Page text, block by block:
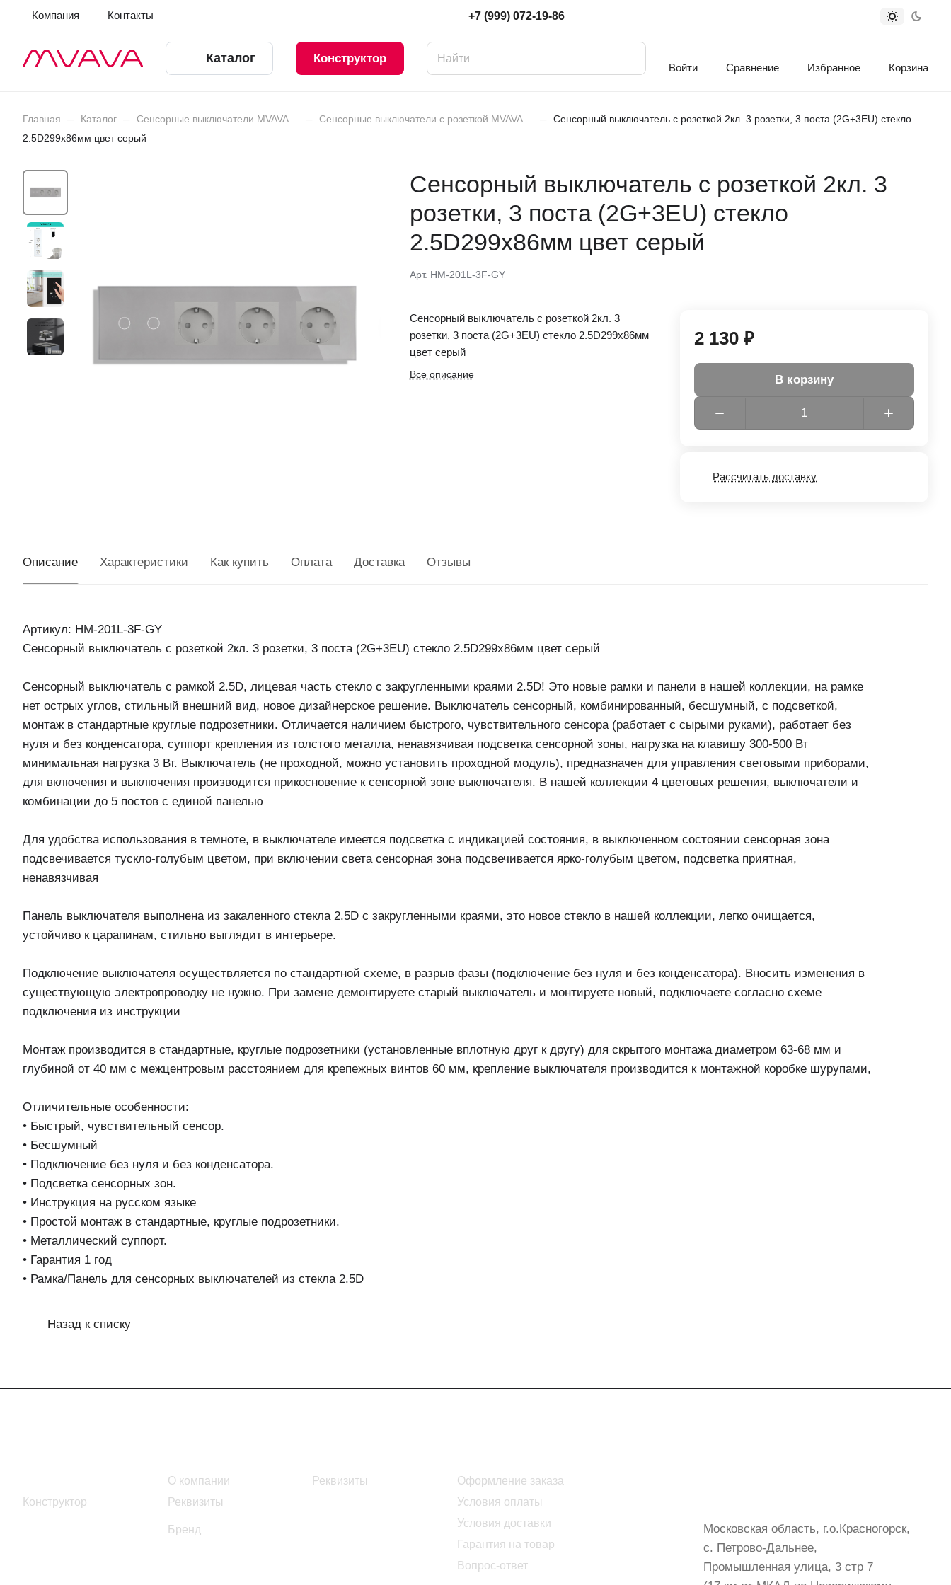
Компания Контакты +7 (999) 072-19-86
Каталог Конструктор
Войти Сравнение Избранное Корзина
Главная – Каталог – Сенсорные выключатели MVAVA – Сенсорные выключатели с розеткой MVAVA –
Сенсорный выключатель с розеткой 2кл. 3 розетки, 3 поста (2G+3EU) стекло
2.5D299х86мм цвет серый
Сенсорный выключатель с розеткой 2кл. 3
розетки, 3 поста (2G+3EU) стекло
2.5D299х86мм цвет серый
Арт. HM-201L-3F-GY
Сенсорный выключатель с розеткой 2кл. 3
розетки, 3 поста (2G+3EU) стекло 2.5D299х86мм
цвет серый
Все описание
2 130 ₽
В корзину
Рассчитать доставку
Описание Характеристики Как купить Оплата Доставка Отзывы
Артикул: HM-201L-3F-GY
Сенсорный выключатель с розеткой 2кл. 3 розетки, 3 поста (2G+3EU) стекло 2.5D299х86мм цвет серый
Сенсорный выключатель с рамкой 2.5D, лицевая часть стекло с закругленными краями 2.5D! Это новые рамки и панели в нашей коллекции, на рамке
нет острых углов, стильный внешний вид, новое дизайнерское решение. Выключатель сенсорный, комбинированный, бесшумный, с подсветкой,
монтаж в стандартные круглые подрозетники. Отличается наличием быстрого, чувствительного сенсора (работает с сырыми руками), работает без
нуля и без конденсатора, суппорт крепления из толстого металла, ненавязчивая подсветка сенсорной зоны, нагрузка на клавишу 300-500 Вт
минимальная нагрузка 3 Вт. Выключатель (не проходной, можно установить проходной модуль), предназначен для управления световыми приборами,
для включения и выключения производится прикосновение к сенсорной зоне выключателя. В нашей коллекции 4 цветовых решения, выключатели и
комбинации до 5 постов с единой панелью
Для удобства использования в темноте, в выключателе имеется подсветка с индикацией состояния, в выключенном состоянии сенсорная зона
подсвечивается тускло-голубым цветом, при включении света сенсорная зона подсвечивается ярко-голубым цветом, подсветка приятная,
ненавязчивая
Панель выключателя выполнена из закаленного стекла 2.5D с закругленными краями, это новое стекло в нашей коллекции, легко очищается,
устойчиво к царапинам, стильно выглядит в интерьере.
Подключение выключателя осуществляется по стандартной схеме, в разрыв фазы (подключение без нуля и без конденсатора). Вносить изменения в
существующую электропроводку не нужно. При замене демонтируете старый выключатель и монтируете новый, подключаете согласно схеме
подключения из инструкции
Монтаж производится в стандартные, круглые подрозетники (установленные вплотную друг к другу) для скрытого монтажа диаметром 63-68 мм и
глубиной от 40 мм с межцентровым расстоянием для крепежных винтов 60 мм, крепление выключателя производится к монтажной коробке шурупами,
Отличительные особенности:
• Быстрый, чувствительный сенсор.
• Бесшумный
• Подключение без нуля и без конденсатора.
• Подсветка сенсорных зон.
• Инструкция на русском языке
• Простой монтаж в стандартные, круглые подрозетники.
• Металлический суппорт.
• Гарантия 1 год
• Рамка/Панель для сенсорных выключателей из стекла 2.5D
Назад к списку
Конструктор
О компании
Реквизиты
Бренд
Реквизиты
Оформление заказа
Условия оплаты
Условия доставки
Гарантия на товар
Вопрос-ответ
Московская область, г.о.Красногорск,
с. Петрово-Дальнее,
Промышленная улица, 3 стр 7